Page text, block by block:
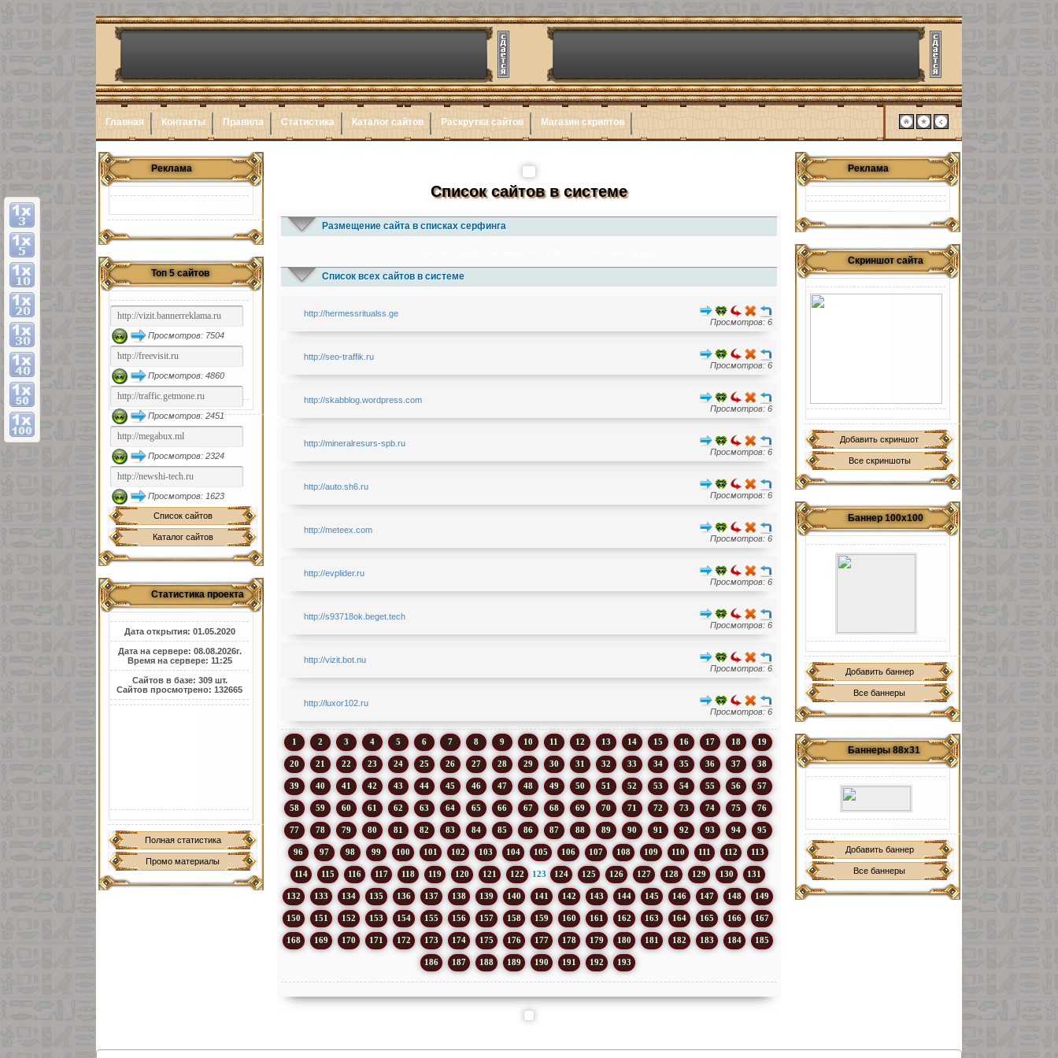
Главная Контакты Правила Статистика Каталог сайтов Раскрутка сайтов Магазин скриптов
Реклама
Топ 5 сайтов
Просмотров: 7504
Просмотров: 4860
Просмотров: 2451
Просмотров: 2324
Просмотров: 1623
Список сайтов
Каталог сайтов
Статистика проекта
Дата открытия: 01.05.2020
Дата на сервере: 08.08.2026г.
Время на сервере: 11:25
Сайтов в базе: 309 шт.
Сайтов просмотрено: 132665
Полная статистика
Промо материалы
Реклама
Скриншот сайта
Добавить скриншот
Все скриншоты
Баннер 100х100
Добавить баннер
Все баннеры
Баннеры 88х31
Добавить баннер
Все баннеры
Список сайтов в системе
Размещение сайта в списках серфинга
Список всех сайтов в системе
http://hermessritualss.ge
Просмотров: 6
http://seo-traffik.ru
Просмотров: 6
http://skabblog.wordpress.com
Просмотров: 6
http://mineralresurs-spb.ru
Просмотров: 6
http://auto.sh6.ru
Просмотров: 6
http://meteex.com
Просмотров: 6
http://evplider.ru
Просмотров: 6
http://s93718ok.beget.tech
Просмотров: 6
http://vizit.bot.nu
Просмотров: 6
http://luxor102.ru
Просмотров: 6
1 2 3 4 5 6 7 8 9 10 11 12 13 14 15 16 17 18 19
20 21 22 23 24 25 26 27 28 29 30 31 32 33 34 35 36 37 38
39 40 41 42 43 44 45 46 47 48 49 50 51 52 53 54 55 56 57
58 59 60 61 62 63 64 65 66 67 68 69 70 71 72 73 74 75 76
77 78 79 80 81 82 83 84 85 86 87 88 89 90 91 92 93 94 95
96 97 98 99 100 101 102 103 104 105 106 107 108 109 110 111 112 113
114 115 116 117 118 119 120 121 122 123 124 125 126 127 128 129 130 131
132 133 134 135 136 137 138 139 140 141 142 143 144 145 146 147 148 149
150 151 152 153 154 155 156 157 158 159 160 161 162 163 164 165 166 167
168 169 170 171 172 173 174 175 176 177 178 179 180 181 182 183 184 185
186 187 188 189 190 191 192 193